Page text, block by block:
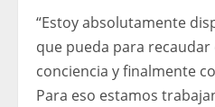
“Estoy absolutamente
que pueda para
conciencia y finalmente
Para eso estamos